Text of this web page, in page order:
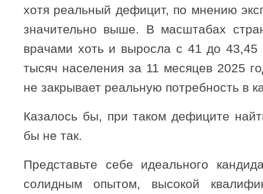
хотя реальный дефицит, по мнению
значительно выше. В масштабах
врачами хоть и выросла с 41 до 43,45
тысяч населения за 11 месяцев 2025
не закрывает реальную потребность в
Казалось бы, при таком дефиците
бы не так.
Представьте себе идеального
солидным опытом, высокой